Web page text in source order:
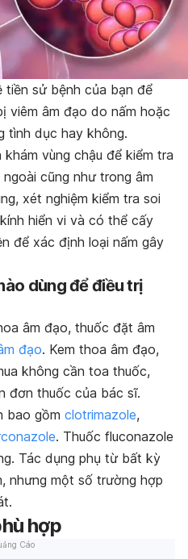
tiền sử bệnh của bạn để
viêm âm đạo do nấm hoặc
tình dục hay không.
vùng chậu để kiểm tra
cũng như trong âm
xét nghiệm kiểm tra soi
hiển vi và có thể cấy
để xác định loại nấm gây
dùng để điều trị
âm đạo, thuốc đặt âm
đạo. Kem thoa âm đạo,
không cần toa thuốc,
đơn thuốc của bác sĩ.
bao gồm clotrimazole,
. Thuốc fluconazole
Tác dụng phụ từ bất kỳ
nhưng một số trường hợp
hợp
Cáo